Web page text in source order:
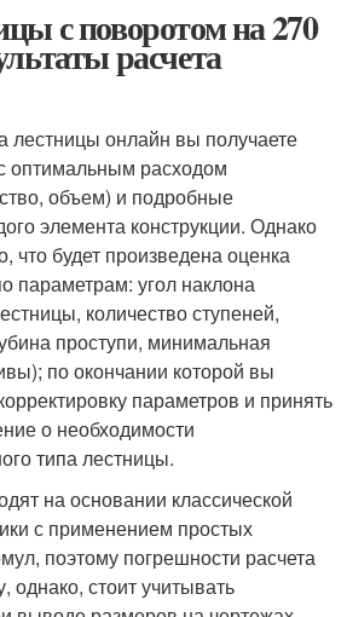
с поворотом на 270
расчета
лестницы онлайн вы получаете
оптимальным расходом
объем) и подробные
элемента конструкции. Однако
что будет произведена оценка
параметрам: угол наклона
количество ступеней,
проступи, минимальная
по окончании которой вы
параметров и принять
о необходимости
типа лестницы.
на основании классической
с применением простых
поэтому погрешности расчета
стоит учитывать